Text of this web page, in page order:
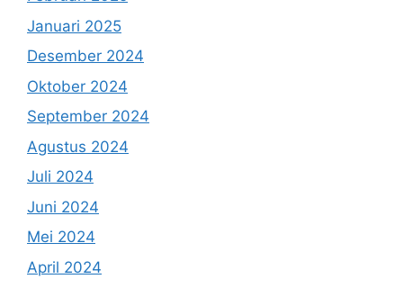
Januari 2025
Desember 2024
Oktober 2024
September 2024
Agustus 2024
Juli 2024
Juni 2024
Mei 2024
April 2024